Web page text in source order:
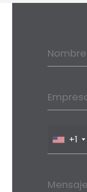
+1
Mensaje